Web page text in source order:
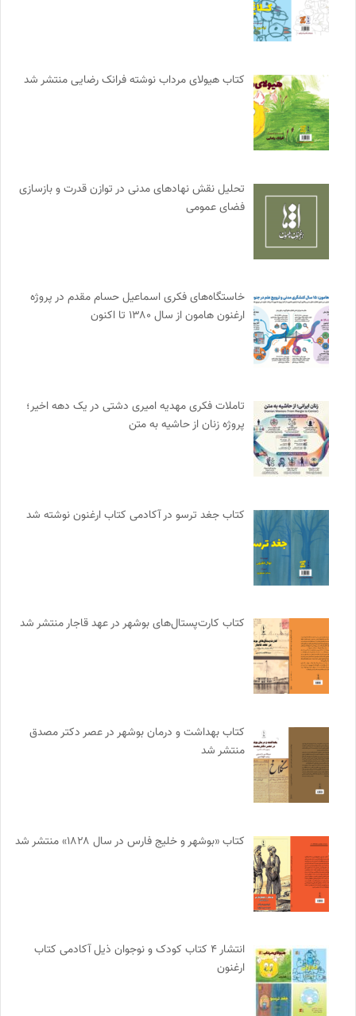
کتاب هیولای مرداب نوشته فرانک رضایی منتشر شد
تحلیل نقش نهادهای مدنی در توازن قدرت و بازسازی
فضای عمومی
خاستگاه‌های فکری اسماعیل حسام مقدم در پروژه
ارغنون هامون از سال ۱۳۸۰ تا اکنون
تاملات فکری مهدیه امیری دشتی در یک دهه اخیر؛
پروژه زنان از حاشیه به متن
کتاب جغد ترسو در آکادمی کتاب ارغنون نوشته شد
کتاب کارت‌پستال‌های بوشهر در عهد قاجار منتشر شد
کتاب بهداشت و درمان بوشهر در عصر دکتر مصدق
منتشر شد
کتاب «بوشهر و خلیج فارس در سال ۱۸۲۸» منتشر شد
انتشار ۴ کتاب کودک و نوجوان ذیل آکادمی کتاب
ارغنون